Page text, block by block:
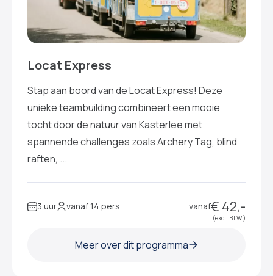
Locat Express
Stap aan boord van de Locat Express! Deze
unieke teambuilding combineert een mooie
tocht door de natuur van Kasterlee met
spannende challenges zoals Archery Tag, blind
raften, ...
3 uur vanaf 14 pers vanaf€ 42,-
(excl. BTW )
Meer over dit programma